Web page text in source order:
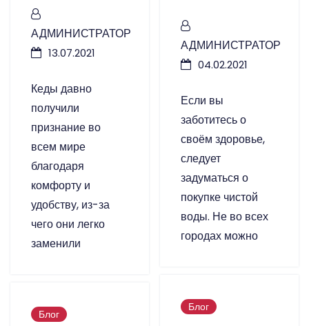
АДМИНИСТРАТОР
13.07.2021
Кеды давно
получили
признание во
всем мире
благодаря
комфорту и
удобству, из-за
чего они легко
заменили
Блог
АДМИНИСТРАТОР
04.02.2021
Если вы
заботитесь о
своём здоровье,
следует
задуматься о
покупке чистой
воды. Не во всех
городах можно
Блог